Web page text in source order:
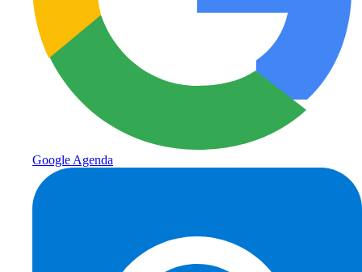
Google Agenda